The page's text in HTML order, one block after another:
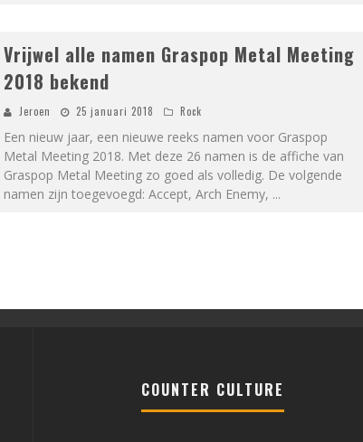
Vrijwel alle namen Graspop Metal Meeting
2018 bekend
Jeroen 25 januari 2018 Rock
Een nieuw jaar, een nieuwe reeks namen voor Graspop
Metal Meeting 2018. Met deze 26 namen is de affiche van
Graspop Metal Meeting zo goed als volledig. De volgende
namen zijn toegevoegd: Accept, Arch Enemy, ...
COUNTER CULTURE